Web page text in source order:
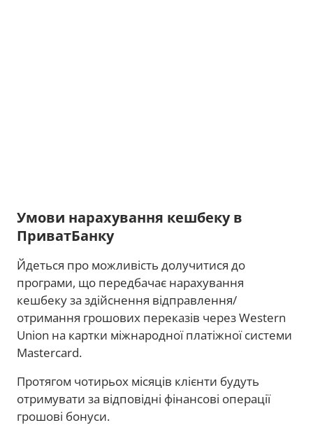
Умови нарахування кешбеку в
ПриватБанку
Йдеться про можливість долучитися до
програми, що передбачає нарахування
кешбеку за здійснення відправлення/
отримання грошових переказів через Western
Union на картки міжнародної платіжної системи
Mastercard.
Протягом чотирьох місяців клієнти будуть
отримувати за відповідні фінансові операції
грошові бонуси.